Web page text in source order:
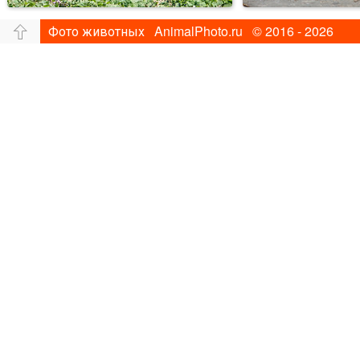
Фото животных AnimalPhoto.ru © 2016 - 2026